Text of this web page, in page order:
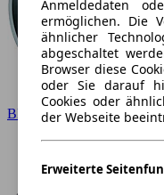
BMW
Anmeldedaten
ermöglichen. Die
ähnlicher
abgeschaltet
Browser diese
oder Sie darauf
Cookies oder
der Webseite
Erweiterte